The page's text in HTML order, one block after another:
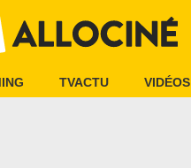
TVACTU VIDÉOS